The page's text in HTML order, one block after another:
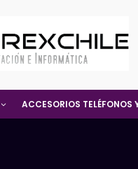
ACCESORIOS TELÉFONOS